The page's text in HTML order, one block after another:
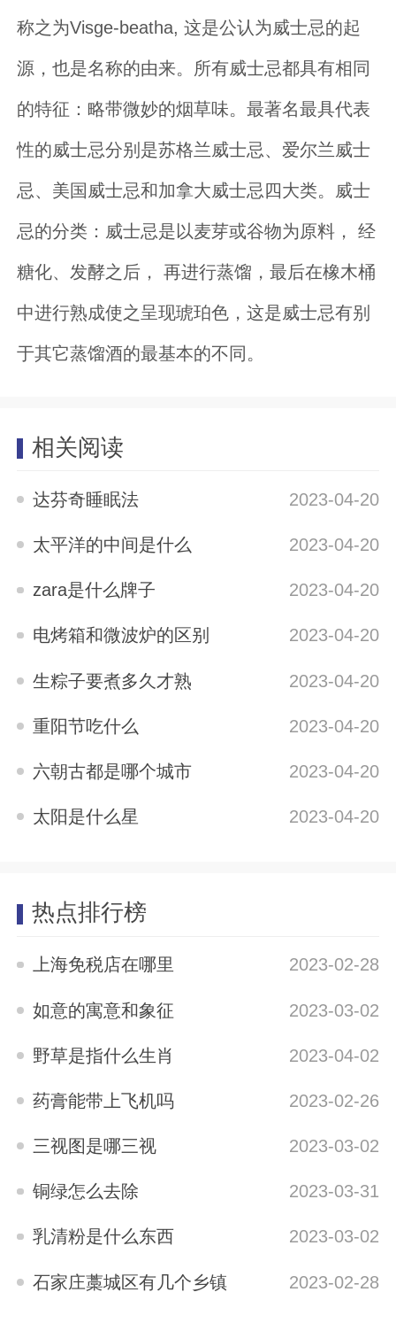
称之为Visge-beatha, 这是公认为威士忌的起
源，也是名称的由来。所有威士忌都具有相同
的特征：略带微妙的烟草味。最著名最具代表
性的威士忌分别是苏格兰威士忌、爱尔兰威士
忌、美国威士忌和加拿大威士忌四大类。威士
忌的分类：威士忌是以麦芽或谷物为原料， 经
糖化、发酵之后， 再进行蒸馏，最后在橡木桶
中进行熟成使之呈现琥珀色，这是威士忌有别
于其它蒸馏酒的最基本的不同。
相关阅读
达芬奇睡眠法 2023-04-20
太平洋的中间是什么 2023-04-20
zara是什么牌子 2023-04-20
电烤箱和微波炉的区别 2023-04-20
生粽子要煮多久才熟 2023-04-20
重阳节吃什么 2023-04-20
六朝古都是哪个城市 2023-04-20
太阳是什么星 2023-04-20
热点排行榜
上海免税店在哪里 2023-02-28
如意的寓意和象征 2023-03-02
野草是指什么生肖 2023-04-02
药膏能带上飞机吗 2023-02-26
三视图是哪三视 2023-03-02
铜绿怎么去除 2023-03-31
乳清粉是什么东西 2023-03-02
石家庄藁城区有几个乡镇 2023-02-28